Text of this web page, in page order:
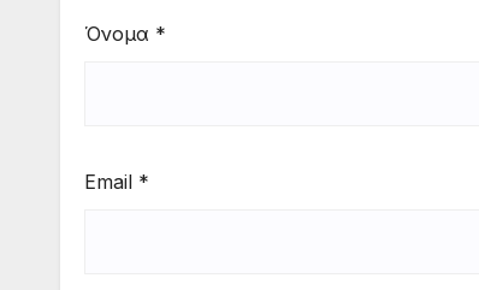
Όνομα *
Email *